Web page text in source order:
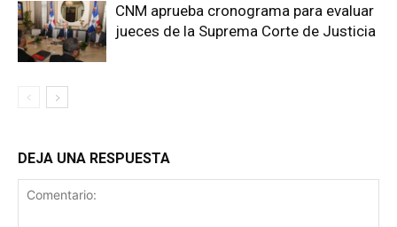
CNM aprueba cronograma para evaluar
jueces de la Suprema Corte de Justicia
DEJA UNA RESPUESTA